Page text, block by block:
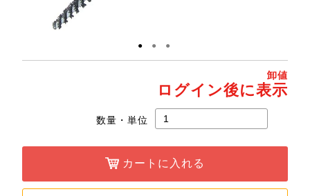
● ● ●
卸値
ログイン後に表示
数量・単位
カートに入れる